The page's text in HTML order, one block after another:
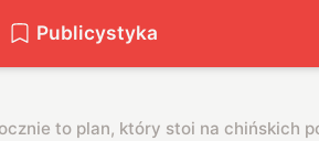
Publicystyka
to plan, który stoi na chińskich